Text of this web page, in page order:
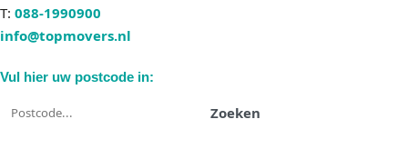
T: 088-1990900
info@topmovers.nl
Vul hier uw postcode in:
Zoeken